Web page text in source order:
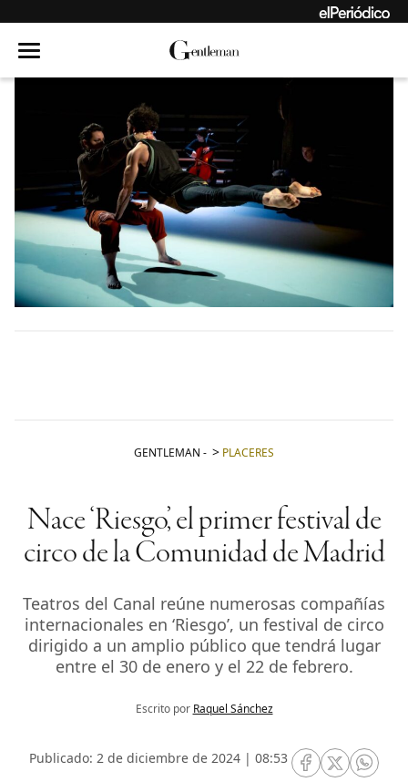
GENTLEMAN - PLACERES
Nace ‘Riesgo’, el primer festival de
circo de la Comunidad de Madrid
Teatros del Canal reúne numerosas compañías
internacionales en ‘Riesgo’, un festival de circo
dirigido a un amplio público que tendrá lugar
entre el 30 de enero y el 22 de febrero.
Escrito por Raquel Sánchez
Publicado: 2 de diciembre de 2024 | 08:53
RRSS Facebook
RRSSRRSS